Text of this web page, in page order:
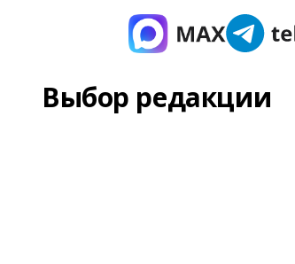
Выбор редакции